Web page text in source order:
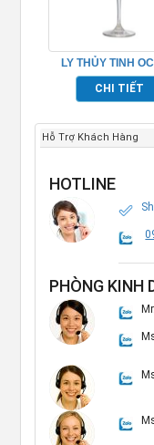
LY THỦY TINH
LEXINGTON
CHAMPAGNE
CHI TIẾT
Hỗ Trợ Khách Hàng
HOTLINE
PHÒNG KINH